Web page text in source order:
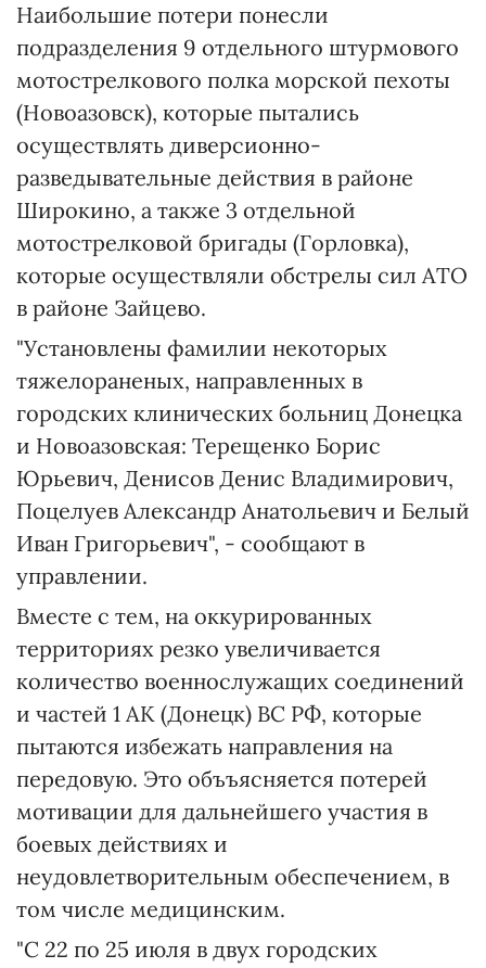
Наибольшие потери понесли
подразделения 9 отдельного штурмового
мотострелкового полка морской пехоты
(Новоазовск), которые пытались
осуществлять диверсионно-
разведывательные действия в районе
Широкино, а также 3 отдельной
мотострелковой бригады (Горловка),
которые осуществляли обстрелы сил АТО
в районе Зайцево.
"Установлены фамилии некоторых
тяжелораненых, направленных в
городских клинических больниц Донецка
и Новоазовская: Терещенко Борис
Юрьевич, Денисов Денис Владимирович,
Поцелуев Александр Анатольевич и Белый
Иван Григорьевич", - сообщают в
управлении.
Вместе с тем, на оккурированных
территориях резко увеличивается
количество военнослужащих соединений
и частей 1 АК (Донецк) ВС РФ, которые
пытаются избежать направления на
передовую. Это объъясняется потерей
мотивации для дальнейшего участия в
боевых действиях и
неудовлетворительным обеспечением, в
том числе медицинским.
"С 22 по 25 июля в двух городских